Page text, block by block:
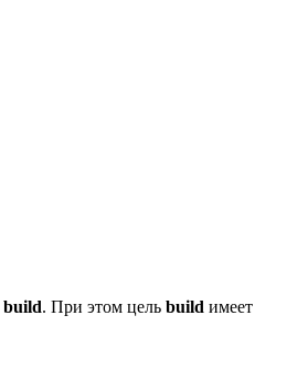
build. При этом цель build имеет